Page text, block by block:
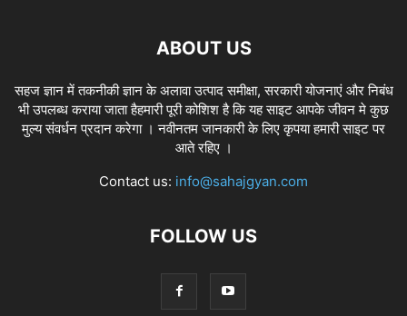
ABOUT US
सहज ज्ञान में तकनीकी ज्ञान के अलावा उत्पाद समीक्षा, सरकारी योजनाएं और निबंध
भी उपलब्ध कराया जाता हैहमारी पूरी कोशिश है कि यह साइट आपके जीवन मे कुछ
मुल्य संवर्धन प्रदान करेगा । नवीनतम जानकारी के लिए कृपया हमारी साइट पर
आते रहिए ।
Contact us: info@sahajgyan.com
FOLLOW US